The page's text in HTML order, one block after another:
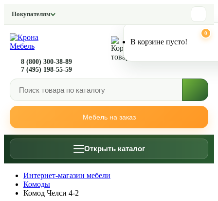
Покупателям
Мебель на заказ
8 (800) 300-38-89
7 (495) 198-55-59
0
В корзине пусто!
Открыть каталог
Интернет-магазин мебели
Комоды
Комод Челси 4-2